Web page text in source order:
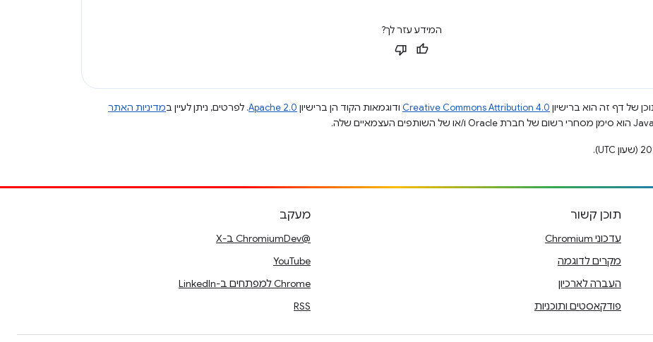
המידע עזר לך?
של דף זה הוא ברישיון Creative Commons Attribution 4.0 ודוגמאות הקוד הן ברישיון Apache 2.0. לפרטים, ניתן לעיין במדיניות האתר
תוכן קשור
עדכוני Chromium
מקרים לדוגמה
העברה לארכיון
פודקאסטים ותוכניות
מעקב
@ChromiumDev ב-X
YouTube
Chrome למפתחים ב-LinkedIn
RSS